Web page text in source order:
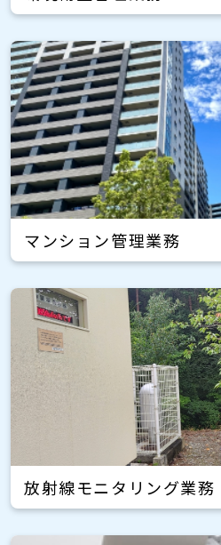
マンション管理業務
放射線モニタリング業務